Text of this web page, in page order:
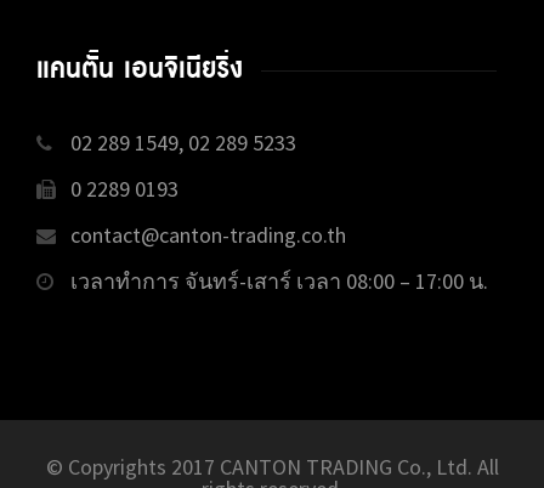
แคนตั้น เอนจิเนียริ่ง
02 289 1549, 02 289 5233
0 2289 0193
contact@canton-trading.co.th
เวลาทำการ จันทร์-เสาร์ เวลา 08:00 – 17:00 น.
© Copyrights 2017 CANTON TRADING Co., Ltd. All